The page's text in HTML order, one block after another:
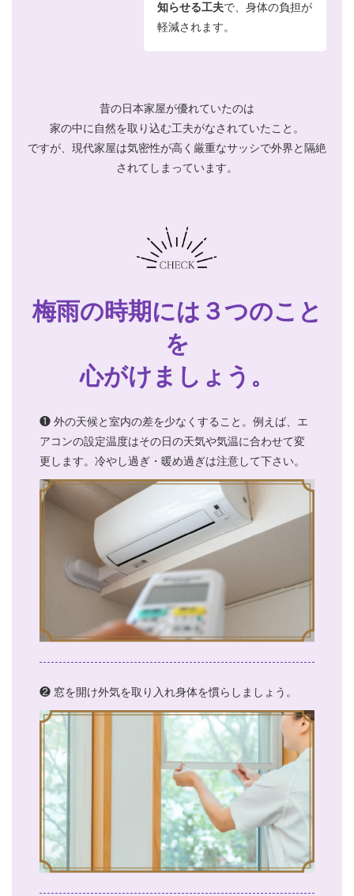
知らせる工夫で、身体の負担が
軽減されます。
昔の日本家屋が優れていたのは
家の中に自然を取り込む工夫がなされていたこと。
ですが、現代家屋は気密性が高く厳重なサッシで外界と隔絶
されてしまっています。
梅雨の時期には３つのこと
を
心がけましょう。
❶ 外の天候と室内の差を少なくすること。例えば、エ
アコンの設定温度はその日の天気や気温に合わせて変
更します。冷やし過ぎ・暖め過ぎは注意して下さい。
❷ 窓を開け外気を取り入れ身体を慣らしましょう。